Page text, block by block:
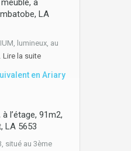
LA
lumineux, au
Lire la suite
en Ariary
l’étage, 91m2,
LA 5653
situé au 3ème